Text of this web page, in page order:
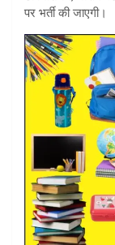
पर भर्ती की जाएगी।